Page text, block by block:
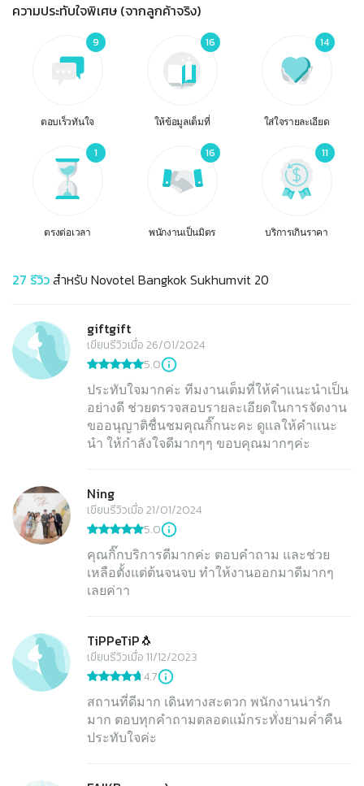
ความประทับใจพิเศษ (จากลูกค้าจริง)
9
ตอบเร็วทันใจ
16
ให้ข้อมูลเต็มที่
14
ใส่ใจรายละเอียด
1
ตรงต่อเวลา
16
พนักงานเป็นมิตร
11
บริการเกินราคา
27 รีวิวสำหรับ Novotel Bangkok Sukhumvit 20
giftgift
เขียนรีวิวเมื่อ 26/01/2024
5.0
ประทับใจมากค่ะ ทีมงานเต็มที่ให้คำเเนะนำเป็น
อย่างดี ช่วยตรวจสอบรายละเอียดในการจัดงาน
ขออนุญาติชื่นชมคุณกิ๊กนะคะ ดูเเลให้คำเเนะ
นำ ให้กำลังใจดีมากๆๆ ขอบคุณมากๆค่ะ
Ning
เขียนรีวิวเมื่อ 21/01/2024
5.0
คุณกิ๊กบริการดีมากค่ะ ตอบคำถาม และช่วย
เหลือตั้งแต่ต้นจนจบ ทำให้งานออกมาดีมากๆ
เลยค่าา
TiPPeTiP🐧
เขียนรีวิวเมื่อ 11/12/2023
4.7
สถานที่ดีมาก เดินทางสะดวก พนักงานน่ารัก
มาก ตอบทุกคำถามตลอดแม้กระทั่งยามค่ำคืน
ประทับใจค่ะ